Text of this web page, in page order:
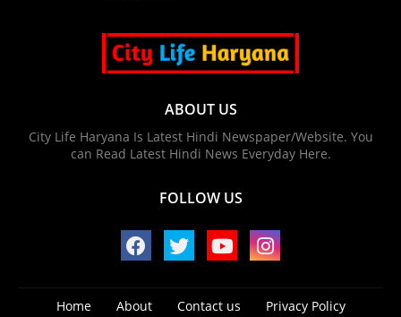
ABOUT US
City Life Haryana Is Latest Hindi Newspaper/Website. You
can Read Latest Hindi News Everyday Here.
FOLLOW US
Home About Contact us Privacy Policy